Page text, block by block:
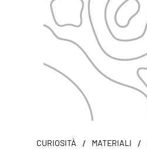
CURIOSITÀ / MATERIALI /